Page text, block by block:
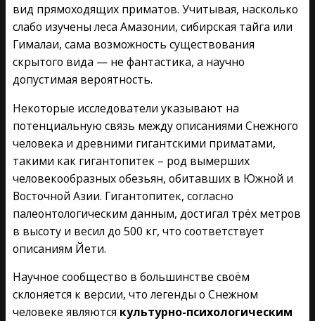
вид прямоходящих приматов. Учитывая, насколько
слабо изучены леса Амазонии, сибирская тайга или
Гималаи, сама возможность существования
скрытого вида — не фантастика, а научно
допустимая вероятность.
Некоторые исследователи указывают на
потенциальную связь между описаниями Снежного
человека и древними гигантскими приматами,
такими как гигантопитек – род вымерших
человекообразных обезьян, обитавших в Южной и
Восточной Азии. Гигантопитек, согласно
палеонтологическим данным, достигал трёх метров
в высоту и весил до 500 кг, что соответствует
описаниям Йети.
Научное сообщество в большинстве своём
склоняется к версии, что легенды о Снежном
человеке являются культурно-психологическим